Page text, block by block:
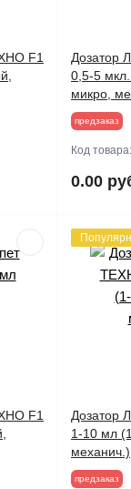
F1
Дозатор
0,5-5
микро,
предзаказ
Код товара:
0.00
F1
Дозатор
1-10 мл
механич.)
предзаказ